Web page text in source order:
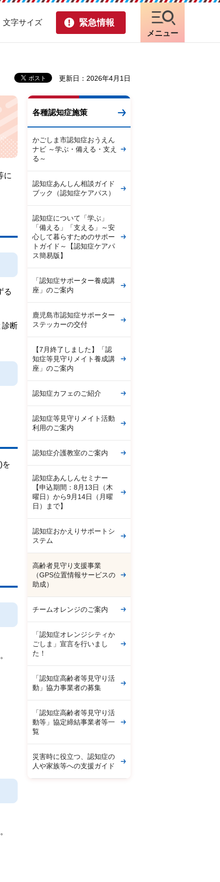
文字サイズ 緊急情報
メニュー
更新日：2026年4月1日
に
る
診断
を
各種認知症施策
かごしま市認知症おうえん
ナビ ～学ぶ・備える・支え
る～
認知症あんしん相談ガイド
ブック（認知症ケアパス）
認知症について「学ぶ」
「備える」「支える」～安
心して暮らすためのサポー
トガイド～【認知症ケアパ
ス簡易版】
「認知症サポーター養成講
座」のご案内
鹿児島市認知症サポーター
ステッカーの交付
【7月終了しました】「認
知症等見守りメイト養成講
座」のご案内
認知症カフェのご紹介
認知症等見守りメイト活動
利用のご案内
認知症介護教室のご案内
認知症あんしんセミナー
【申込期間：8月13日（木
曜日）から9月14日（月曜
日）まで】
認知症おかえりサポートシ
ステム
高齢者見守り支援事業
（GPS位置情報サービスの
助成）
チームオレンジのご案内
「認知症オレンジシティか
ごしま」宣言を行いまし
た！
「認知症高齢者等見守り活
動」協力事業者の募集
「認知症高齢者等見守り活
動等」協定締結事業者等一
覧
災害時に役立つ、認知症の
人や家族等への支援ガイド